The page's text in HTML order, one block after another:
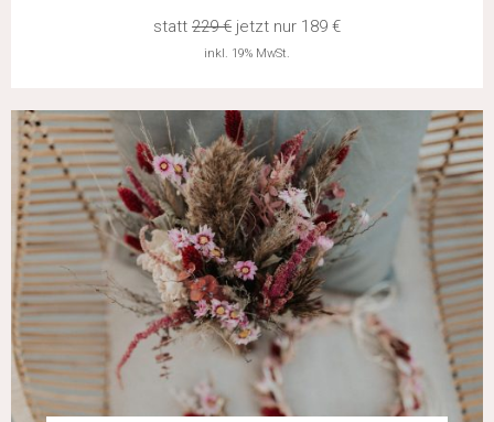
statt 229 €jetzt nur 189 €
inkl. 19% MwSt.